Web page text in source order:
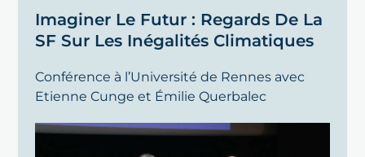
Imaginer Le Futur : Regards De La
SF Sur Les Inégalités Climatiques
Conférence à l’Université de Rennes avec
Etienne Cunge et Émilie Querbalec